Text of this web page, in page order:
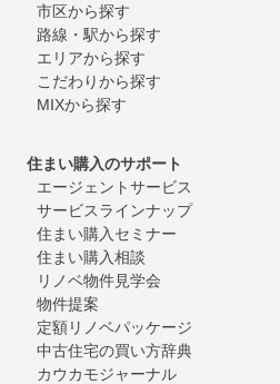
市区から探す
路線・駅から探す
エリアから探す
こだわりから探す
MIXから探す
住まい購入のサポート
エージェントサービス
サービスラインナップ
住まい購入セミナー
住まい購入相談
リノベ物件見学会
物件提案
定額リノベパッケージ
中古住宅の買い方辞典
カウカモジャーナル